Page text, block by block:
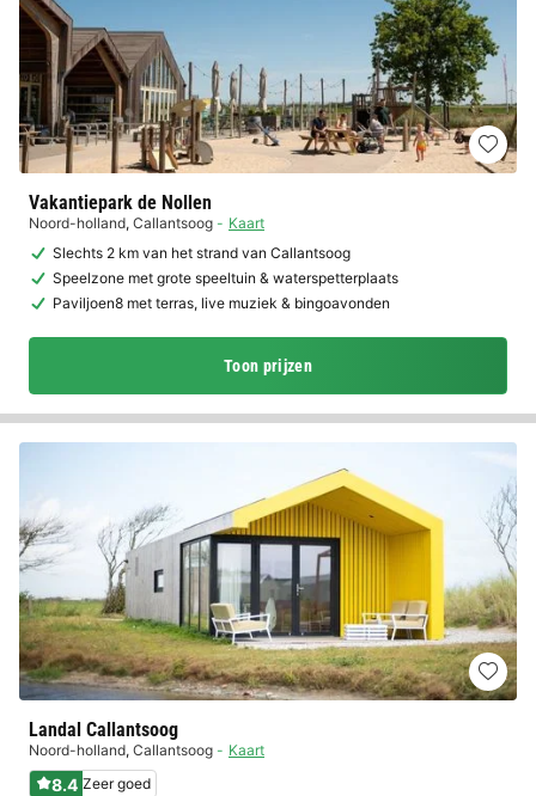
Vakantiepark de Nollen
Noord-holland, Callantsoog
Kaart
Slechts 2 km van het strand van Callantsoog
Speelzone met grote speeltuin & waterspetterplaats
Paviljoen8 met terras, live muziek & bingoavonden
Toon prijzen
Landal Callantsoog
Noord-holland, Callantsoog Kaart
8.4 Zeer goed